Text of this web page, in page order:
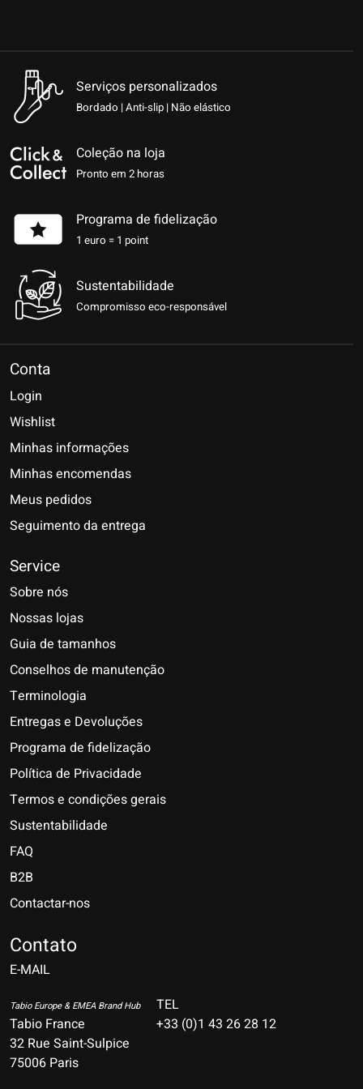
Serviços personalizados
Bordado | Anti-slip | Não elástico
Coleção na loja
Pronto em 2 horas
Programa de fidelização
1 euro = 1 point
Sustentabilidade
Compromisso eco-responsável
Conta
Login
Wishlist
Minhas informações
Minhas encomendas
Meus pedidos
Seguimento da entrega
Service
Sobre nós
Nossas lojas
Guia de tamanhos
Conselhos de manutenção
Terminologia
Entregas e Devoluções
Programa de fidelização
Política de Privacidade
Termos e condições gerais
Sustentabilidade
FAQ
B2B
Contactar-nos
Contato
E-MAIL
Tabio Europe & EMEA Brand Hub
Tabio France
32 Rue Saint-Sulpice
75006 Paris
TEL
+33 (0)1 43 26 28 12